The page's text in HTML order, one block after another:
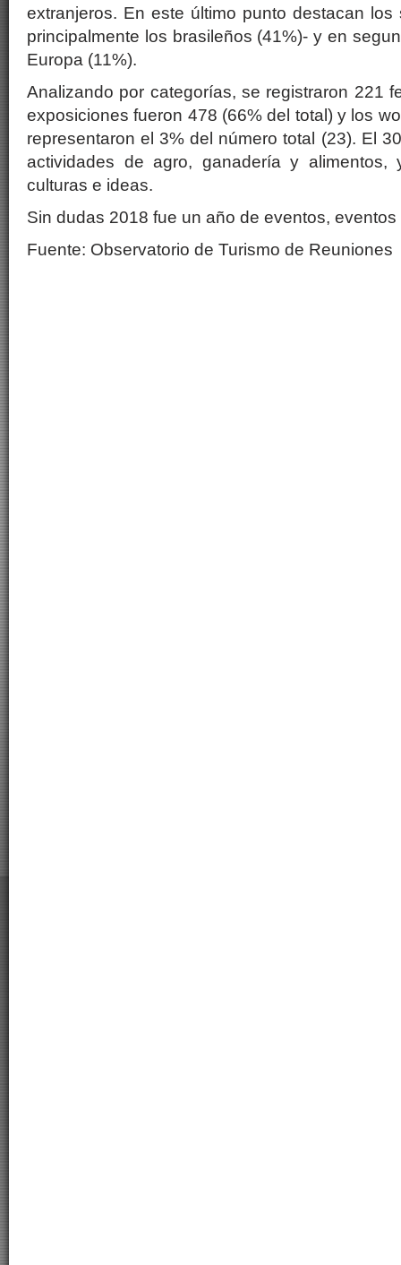
extranjeros. En este último punto destacan los
principalmente los brasileños (41%)- y en
Europa (11%).
Analizando por categorías, se registraron 221
exposiciones fueron 478 (66% del total) y los
representaron el 3% del número total (23). El
actividades de agro, ganadería y
culturas e ideas.
Sin dudas 2018 fue un año de eventos,
Fuente: Observatorio de Turismo de Reuniones